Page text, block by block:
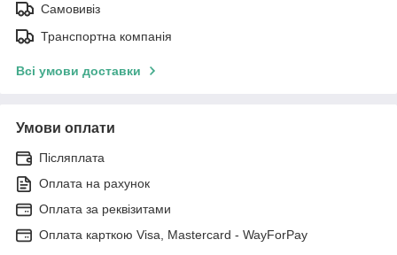
Самовивіз
Транспортна компанія
Всі умови доставки
Умови оплати
Післяплата
Оплата на рахунок
Оплата за реквізитами
Оплата карткою Visa, Mastercard - WayForPay